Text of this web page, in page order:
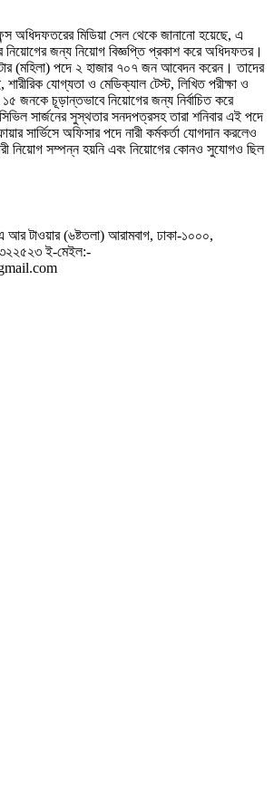
অধিদফতরের মিডিয়া সেল থেকে জানানো হয়েছে, এ
নিয়োগের জন্য নিয়োগ বিজ্ঞপ্তি প্রকাশ করে অধিদফতর।
(মহিলা) পদে ২ হাজার ৭০৭ জন আবেদন করেন। তাদের
শারীরিক যোগ্যতা ও মেডিক্যাল টেস্ট, লিখিত পরীক্ষা ও
জনকে চূড়ান্তভাবে নিয়োগের জন্য নির্বাচিত করে
সার্জনের সুস্থতার সনদপত্রসহ তারা শনিবার এই পদে
সার্ভিসে অফিসার পদে নারী কর্মকর্তা যোগদান করলেও
নিয়োগ সম্পন্ন হয়নি এবং নিয়োগের কোনও সুযোগও ছিল
এ আর টাওয়ার (৬ষ্টতলা) আরামবাগ, ঢাকা-১০০০,
ই-মেইল:-